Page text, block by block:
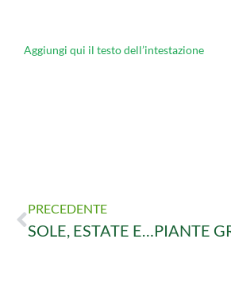
Aggiungi qui il testo dell’intestazione
PRECEDENTE